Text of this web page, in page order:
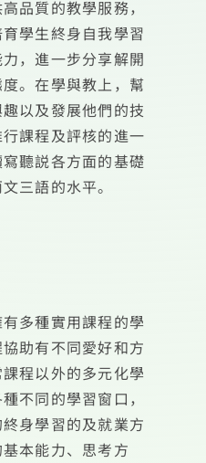
品質的教學服務，
學生終身自我學習
，進一步分享解開
。在學與教上，幫
以及發展他們的技
課程及評核的進一
聽説各方面的基礎
三語的水平。
多種實用課程的學
助有不同愛好和方
程以外的多元化學
不同的學習窗口，
身學習的及就業方
本能力、思考方